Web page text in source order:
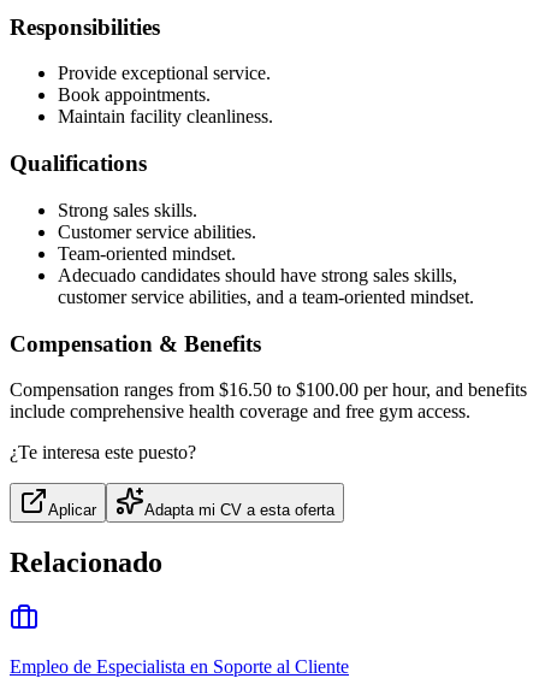
Responsibilities
Provide exceptional service.
Book appointments.
Maintain facility cleanliness.
Qualifications
Strong sales skills.
Customer service abilities.
Team-oriented mindset.
Adecuado candidates should have strong sales skills,
customer service abilities, and a team-oriented mindset.
Compensation & Benefits
Compensation ranges from $16.50 to $100.00 per hour, and benefits
include comprehensive health coverage and free gym access.
¿Te interesa este puesto?
Aplicar Adapta mi CV a esta oferta
Relacionado
Empleo de Especialista en Soporte al Cliente